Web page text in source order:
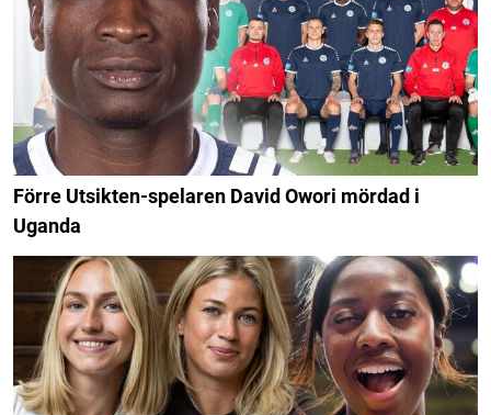
Förre Utsikten-spelaren David Owori mördad i
Uganda